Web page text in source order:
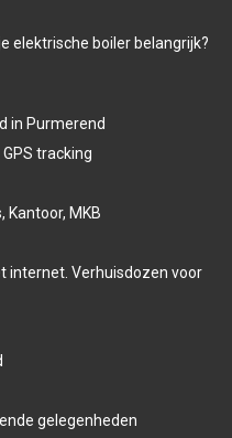
elektrische boiler belangrijk?
in Purmerend
tracking
Kantoor, MKB
internet. Verhuisdozen voor
gelegenheden